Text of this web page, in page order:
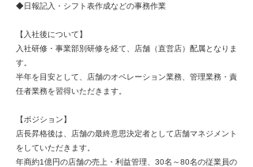
◆日報記入・シフト表作成などの事務作業
【入社後について】
入社研修・事業部別研修を経て、店舗（直営店）配属となりま
す。
半年を目安として、店舗のオペレーション業務、管理業務・責
任者業務を習得いただきます。
【ポジション】
店長昇格後は、店舗の最終意思決定者として店舗マネジメント
をしていただきます。
年商約1億円の店舗の売上・利益管理、30名～80名の従業員の